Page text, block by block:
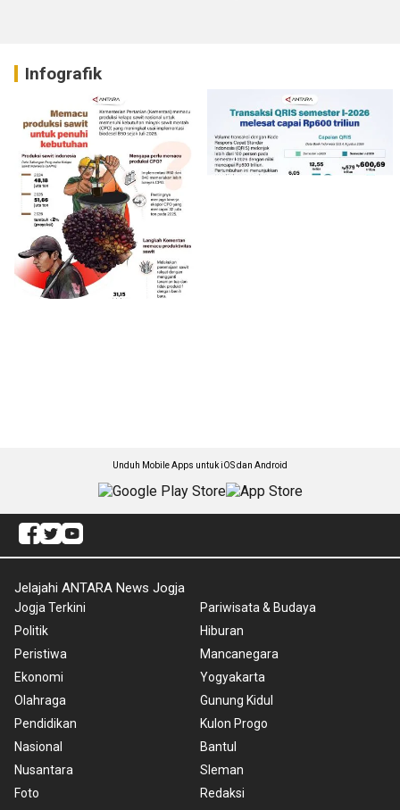
Infografik
Unduh Mobile Apps untuk iOS dan Android
Jelajahi ANTARA News Jogja
Jogja Terkini
Politik
Peristiwa
Ekonomi
Olahraga
Pendidikan
Nasional
Nusantara
Foto
Pariwisata & Budaya
Hiburan
Mancanegara
Yogyakarta
Gunung Kidul
Kulon Progo
Bantul
Sleman
Redaksi